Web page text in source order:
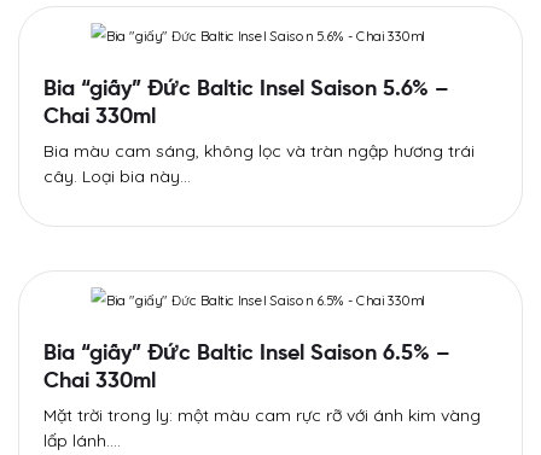
Bia “giấy” Đức Baltic Insel Saison 5.6% –
Chai 330ml
Bia màu cam sáng, không lọc và tràn ngập hương trái
cây. Loại bia này…
Bia “giấy” Đức Baltic Insel Saison 6.5% –
Chai 330ml
Mặt trời trong ly: một màu cam rực rỡ với ánh kim vàng
lấp lánh.…